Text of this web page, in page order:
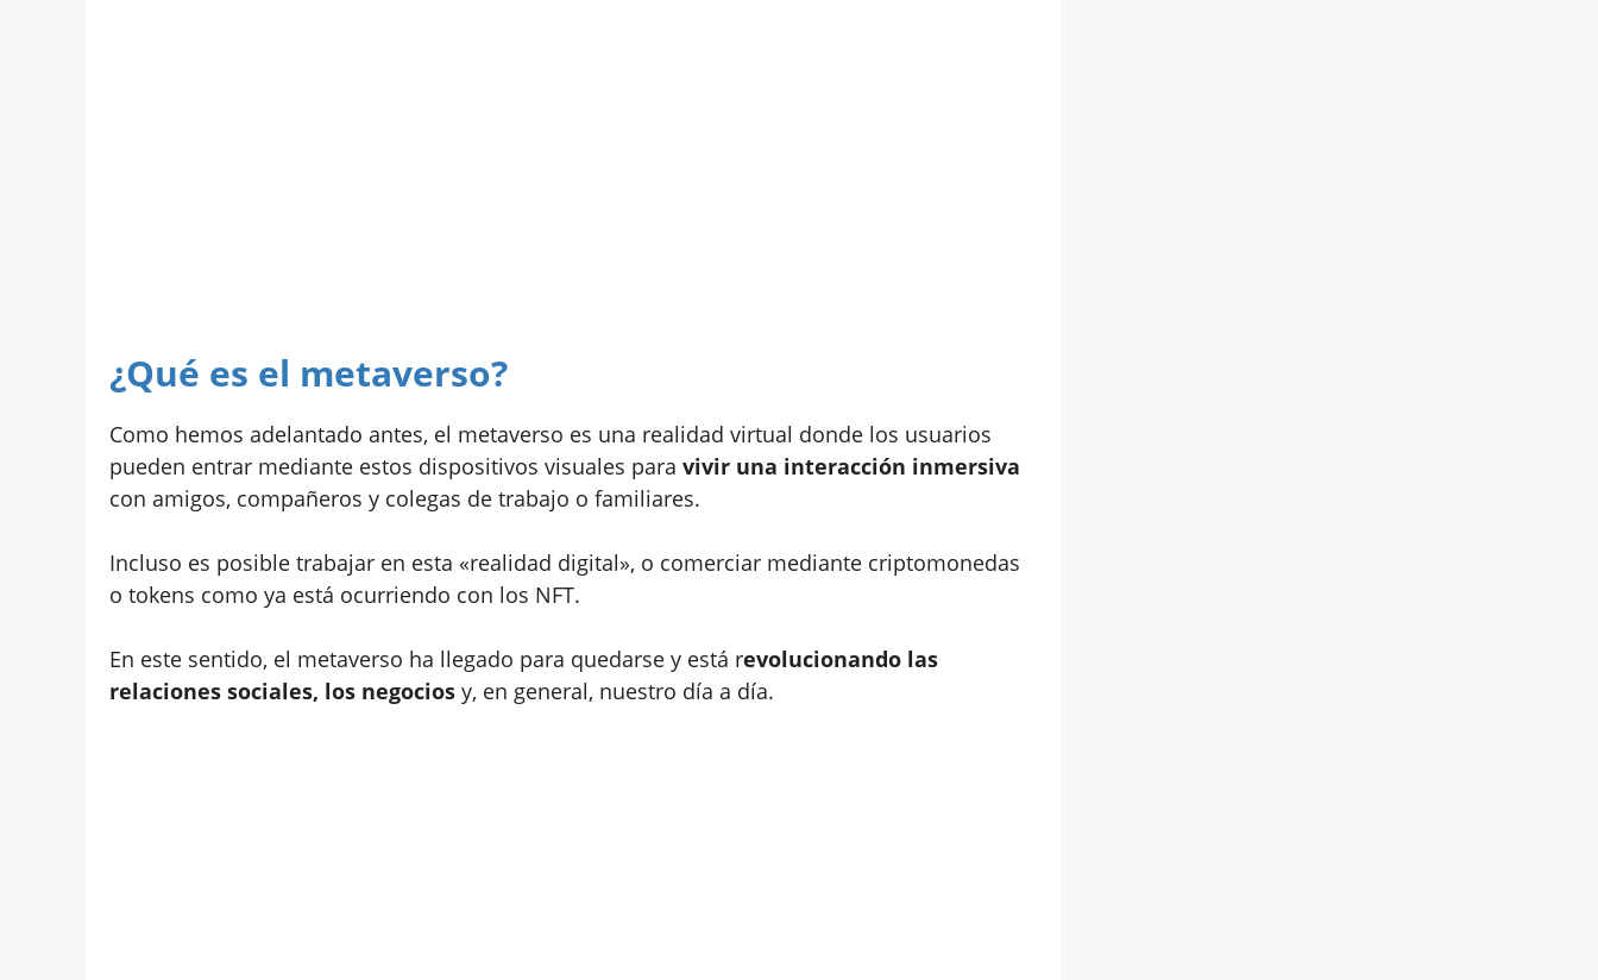
¿Qué es el metaverso?
Como hemos adelantado antes, el metaverso es una realidad virtual donde los usuarios
pueden entrar mediante estos dispositivos visuales para vivir una interacción inmersiva
con amigos, compañeros y colegas de trabajo o familiares.
Incluso es posible trabajar en esta «realidad digital», o comerciar mediante criptomonedas
o tokens como ya está ocurriendo con los NFT.
En este sentido, el metaverso ha llegado para quedarse y está revolucionando las
relaciones sociales, los negocios y, en general, nuestro día a día.